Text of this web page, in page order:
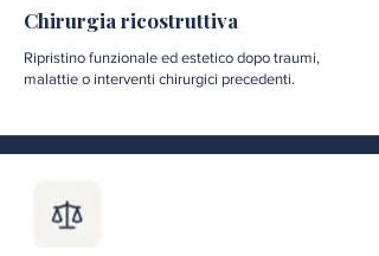
Chirurgia ricostruttiva
Ripristino funzionale ed estetico dopo traumi,
malattie o interventi chirurgici precedenti.